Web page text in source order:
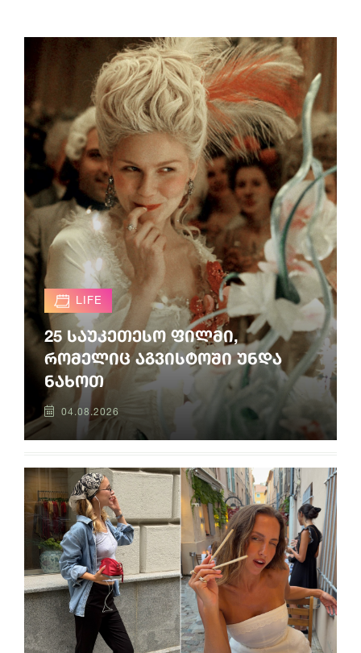
LIFE
25 საუკეთესო ფილმი,
რომელიც აგვისტოში უნდა
ნახოთ
04.08.2026